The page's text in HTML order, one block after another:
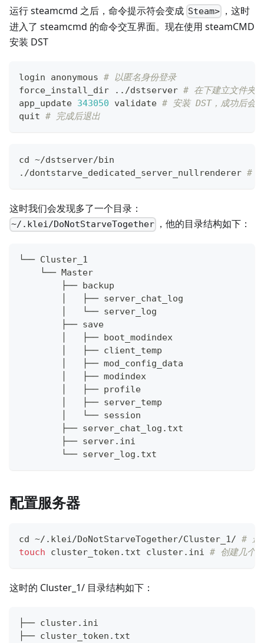
运行 steamcmd 之后，命令提示符会变成 Steam> ，这时
进入了 steamcmd 的命令交互界面。现在使用 steamCMD
安装 DST
login anonymous # 以匿名身份登录
force_install_dir
.. /dstserver # 在下建立文件夹
app_update 343050 validate # 安装 DST，成功
quit # 完成后退出
cd ~/dstserver/bin
./dontstarve_dedicated_server_nullrenderer #
这时我们会发现多了一个目录：
~/.klei/DoNotStarveTogether ，他的目录结构如下：
└── Cluster_1
    └── Master
        ├── backup
        │   ├── server_chat_log
        │   └── server_log
        ├── save
        │   ├── boot_modindex
        │   ├── client_temp
        │   ├── mod_config_data
        │   ├── modindex
        │   ├── profile
        │   ├── server_temp
        │   └── session
        ├── server_chat_log.txt
        ├── server.ini
        └── server_log.txt
配置服务器
cd ~/.klei/DoNotStarveTogether/Cluster_1/ # 进
touch cluster_token.txt cluster.ini # 创建几个
这时的 Cluster_1/ 目录结构如下：
├── cluster.ini
├── cluster_token.txt